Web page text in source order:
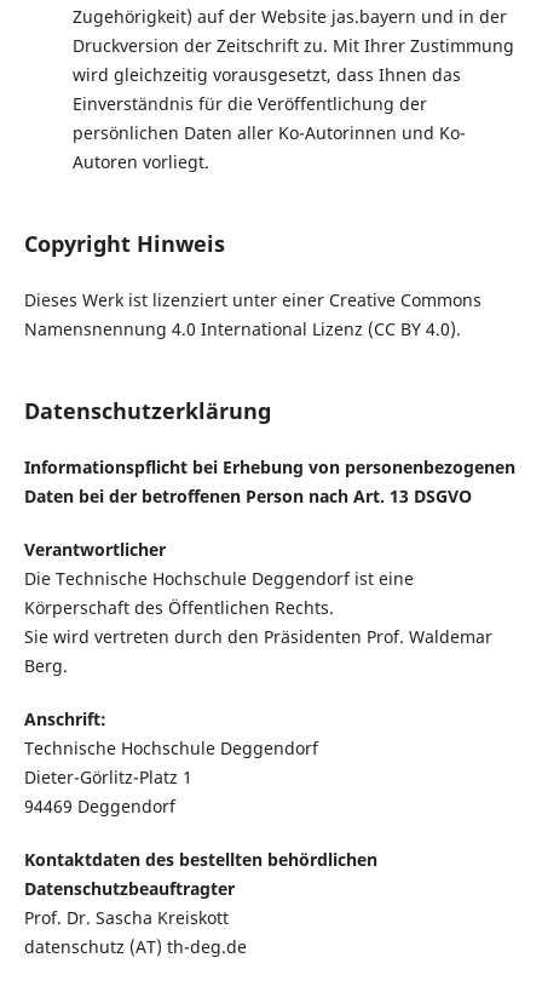
Zugehörigkeit) auf der Website jas.bayern und in der
Druckversion der Zeitschrift zu. Mit Ihrer Zustimmung
wird gleichzeitig vorausgesetzt, dass Ihnen das
Einverständnis für die Veröffentlichung der
persönlichen Daten aller Ko-Autorinnen und Ko-
Autoren vorliegt.
Copyright Hinweis
Dieses Werk ist lizenziert unter einer Creative Commons
Namensnennung 4.0 International Lizenz (CC BY 4.0).
Datenschutzerklärung
Informationspflicht bei Erhebung von personenbezogenen
Daten bei der betroffenen Person nach Art. 13 DSGVO
Verantwortlicher
Die Technische Hochschule Deggendorf ist eine
Körperschaft des Öffentlichen Rechts.
Sie wird vertreten durch den Präsidenten Prof. Waldemar
Berg.
Anschrift:
Technische Hochschule Deggendorf
Dieter-Görlitz-Platz 1
94469 Deggendorf
Kontaktdaten des bestellten behördlichen
Datenschutzbeauftragter
Prof. Dr. Sascha Kreiskott
datenschutz (AT) th-deg.de